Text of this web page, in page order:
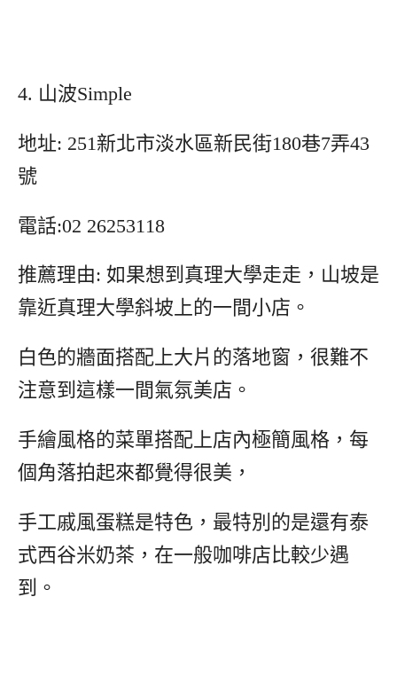
4. 山波Simple
地址: 251新北市淡水區新民街180巷7弄43
號
電話:02 26253118
推薦理由: 如果想到真理大學走走，山坡是
靠近真理大學斜坡上的一間小店。
白色的牆面搭配上大片的落地窗，很難不
注意到這樣一間氣氛美店。
手繪風格的菜單搭配上店內極簡風格，每
個角落拍起來都覺得很美，
手工戚風蛋糕是特色，最特別的是還有泰
式西谷米奶茶，在一般咖啡店比較少遇
到。